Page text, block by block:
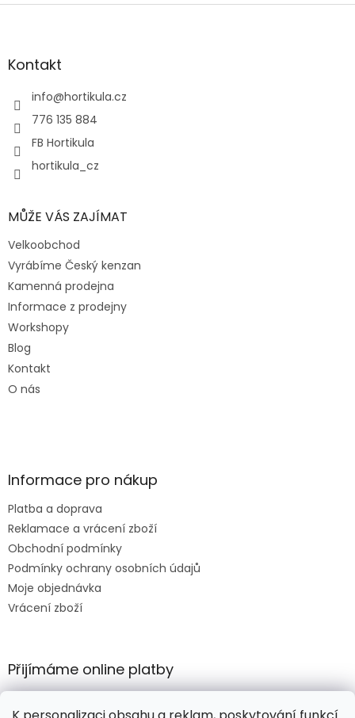
Z
aKontakt
info@hortikula.cz
776 135 884
FB Hortikula
hortikula_cz
MŮŽE VÁS ZAJÍMAT
Velkoobchod
Vyrábíme Český kenzan
Kamenná prodejna
Informace z prodejny
Workshopy
Blog
Kontakt
O nás
Informace pro nákup
Platba a doprava
Reklamace a vrácení zboží
Obchodní podmínky
Podmínky ochrany osobních údajů
Moje objednávka
Vrácení zboží
Přijímáme online platby